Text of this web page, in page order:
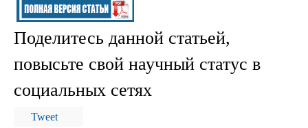
Поделитесь данной статьей,
повысьте свой научный статус в
социальных сетях
Tweet